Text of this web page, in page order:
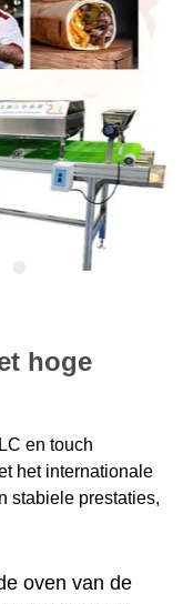
hoge
en touch
het internationale
stabiele prestaties,
oven van de